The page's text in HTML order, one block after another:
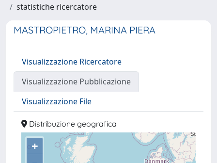
statistiche ricercatore
MASTROPIETRO, MARINA PIERA
Visualizzazione Ricercatore
Visualizzazione Pubblicazione
Visualizzazione File
Distribuzione geografica
+